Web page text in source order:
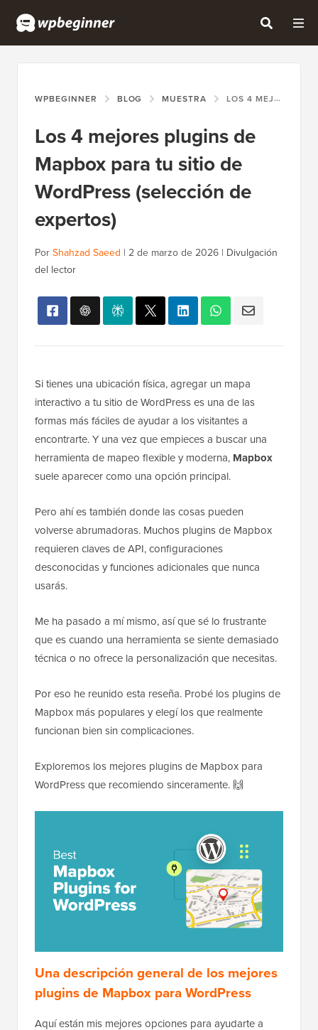
WPBEGINNER BLOG MUESTRA LOS 4 MEJORES PLUGINS DE MAPBOX PARA TU SITIO DE WORDPRESS (SELECCIÓN DE EXPERTOS)
Los 4 mejores plugins de
Mapbox para tu sitio de
WordPress (selección de
expertos)
PorShahzad Saeed | 2 de marzo de 2026 | Divulgación
del lector
Si tienes una ubicación física, agregar un mapa
interactivo a tu sitio de WordPress es una de las
formas más fáciles de ayudar a los visitantes a
encontrarte. Y una vez que empieces a buscar una
herramienta de mapeo flexible y moderna, Mapbox
suele aparecer como una opción principal.
Pero ahí es también donde las cosas pueden
volverse abrumadoras. Muchos plugins de Mapbox
requieren claves de API, configuraciones
desconocidas y funciones adicionales que nunca
usarás.
Me ha pasado a mí mismo, así que sé lo frustrante
que es cuando una herramienta se siente demasiado
técnica o no ofrece la personalización que necesitas.
Por eso he reunido esta reseña. Probé los plugins de
Mapbox más populares y elegí los que realmente
funcionan bien sin complicaciones.
Exploremos los mejores plugins de Mapbox para
WordPress que recomiendo sinceramente. 🙌
Una descripción general de los mejores
plugins de Mapbox para WordPress
Aquí están mis mejores opciones para ayudarte a